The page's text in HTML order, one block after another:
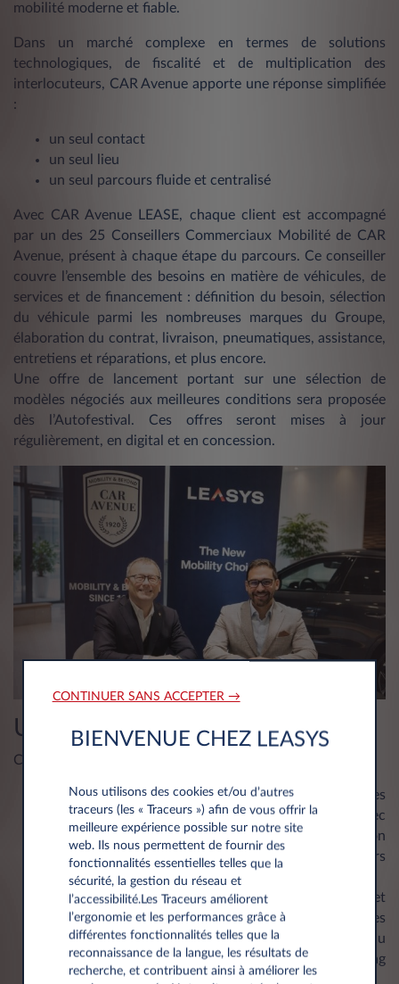
mobilité moderne et fiable.
Dans un marché complexe en termes de solutions
technologiques, de fiscalité et de multiplication des
interlocuteurs, CAR Avenue apporte une réponse simplifiée
:
un seul contact
un seul lieu
un seul parcours fluide et centralisé
Avec CAR Avenue LEASE, chaque client est accompagné
par un des 25 Conseillers Commerciaux Mobilité de CAR
Avenue, présent à chaque étape du parcours. Ce conseiller
couvre l’ensemble des besoins en matière de véhicules, de
services et de financement : définition du besoin, sélection
du véhicule parmi les nombreuses marques du Groupe,
élaboration du contrat, livraison, pneumatiques, assistance,
entretiens et réparations, et plus encore.
Une offre de lancement portant sur une sélection de
modèles négociés aux meilleures conditions sera proposée
dès l’Autofestival. Ces offres seront mises à jour
régulièrement, en digital et en concession.
Une offre complète et accessible
CAR Avenue LEASE propose :
une large gamme de véhicules, des voitures
particulières aux utilitaires, au meilleur prix et avec
les options d’aménagement et de transformation
entièrement personnalisables inclus dans les loyers
mensuels
des solutions de financement flexibles, complètes et
sur mesure, conçues pour répondre aux besoins des
professionnels comme des particuliers allant du
leasing opérationnel tous services compris au renting
financier avec option d’achat pour les professionnels
CONTINUER SANS ACCEPTER →
BIENVENUE CHEZ LEASYS
Nous utilisons des cookies et/ou d’autres
traceurs (les « Traceurs ») afin de vous offrir la
meilleure expérience possible sur notre site
web. Ils nous permettent de fournir des
fonctionnalités essentielles telles que la
sécurité, la gestion du réseau et
l’accessibilité.Les Traceurs améliorent
l’ergonomie et les performances grâce à
différentes fonctionnalités telles que la
reconnaissance de la langue, les résultats de
recherche, et contribuent ainsi à améliorer les